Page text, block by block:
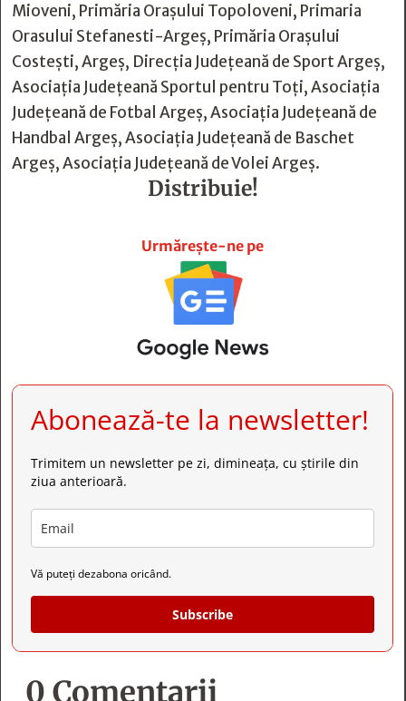
Mioveni, Primăria Orașului Topoloveni, Primaria
Orasului Stefanesti-Argeș, Primăria Orașului
Costești, Argeș, Direcția Județeană de Sport Argeș,
Asociația Județeană Sportul pentru Toți, Asociația
Județeană de Fotbal Argeș, Asociația Județeană de
Handbal Argeș, Asociația Județeană de Baschet
Argeș, Asociația Județeană de Volei Argeș.
Distribuie!
Urmărește-ne pe
Abonează-te la newsletter!
Trimitem un newsletter pe zi, dimineața, cu știrile din
ziua anterioară.
Vă puteți dezabona oricând.
Subscribe
0 Comentarii